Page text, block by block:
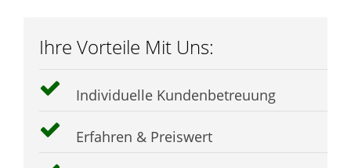
Ihre Vorteile Mit Uns:
Individuelle Kundenbetreuung
Erfahren & Preiswert